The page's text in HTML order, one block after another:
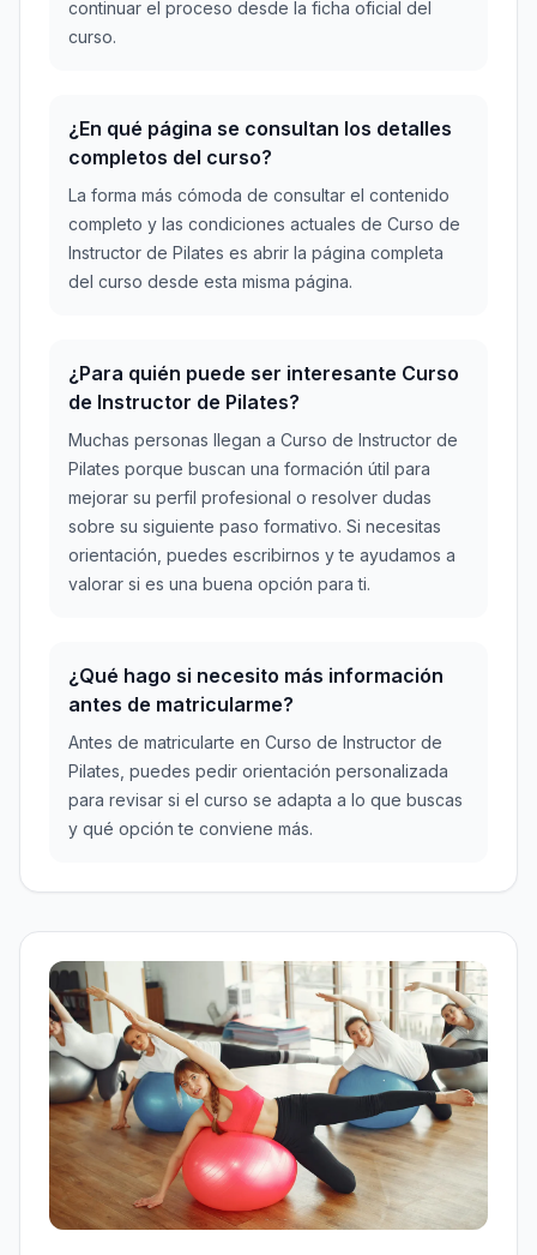
continuar el proceso desde la ficha oficial del
curso.
¿En qué página se consultan los detalles
completos del curso?
La forma más cómoda de consultar el contenido
completo y las condiciones actuales de Curso de
Instructor de Pilates es abrir la página completa
del curso desde esta misma página.
¿Para quién puede ser interesante Curso
de Instructor de Pilates?
Muchas personas llegan a Curso de Instructor de
Pilates porque buscan una formación útil para
mejorar su perfil profesional o resolver dudas
sobre su siguiente paso formativo. Si necesitas
orientación, puedes escribirnos y te ayudamos a
valorar si es una buena opción para ti.
¿Qué hago si necesito más información
antes de matricularme?
Antes de matricularte en Curso de Instructor de
Pilates, puedes pedir orientación personalizada
para revisar si el curso se adapta a lo que buscas
y qué opción te conviene más.